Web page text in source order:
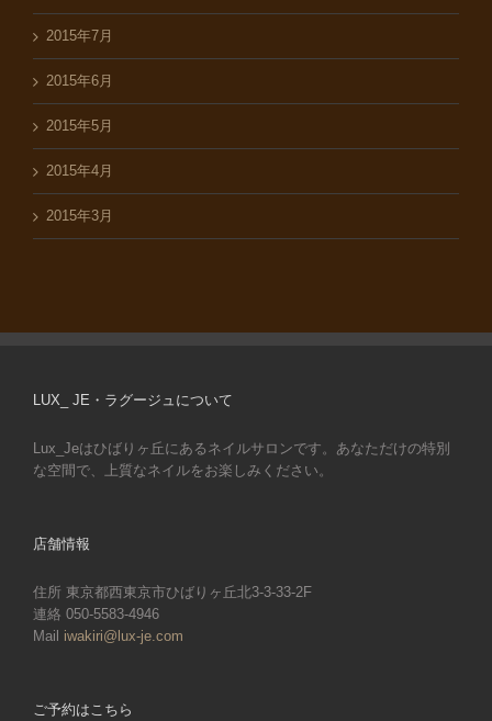
2015年7月
2015年6月
2015年5月
2015年4月
2015年3月
LUX_ JE・ラグージュについて
Lux_Jeはひばりヶ丘にあるネイルサロンです。あなただけの特別
な空間で、上質なネイルをお楽しみください。
店舗情報
住所 東京都西東京市ひばりヶ丘北3-3-33-2F
連絡 050-5583-4946
Mail iwakiri@lux-je.com
ご予約はこちら